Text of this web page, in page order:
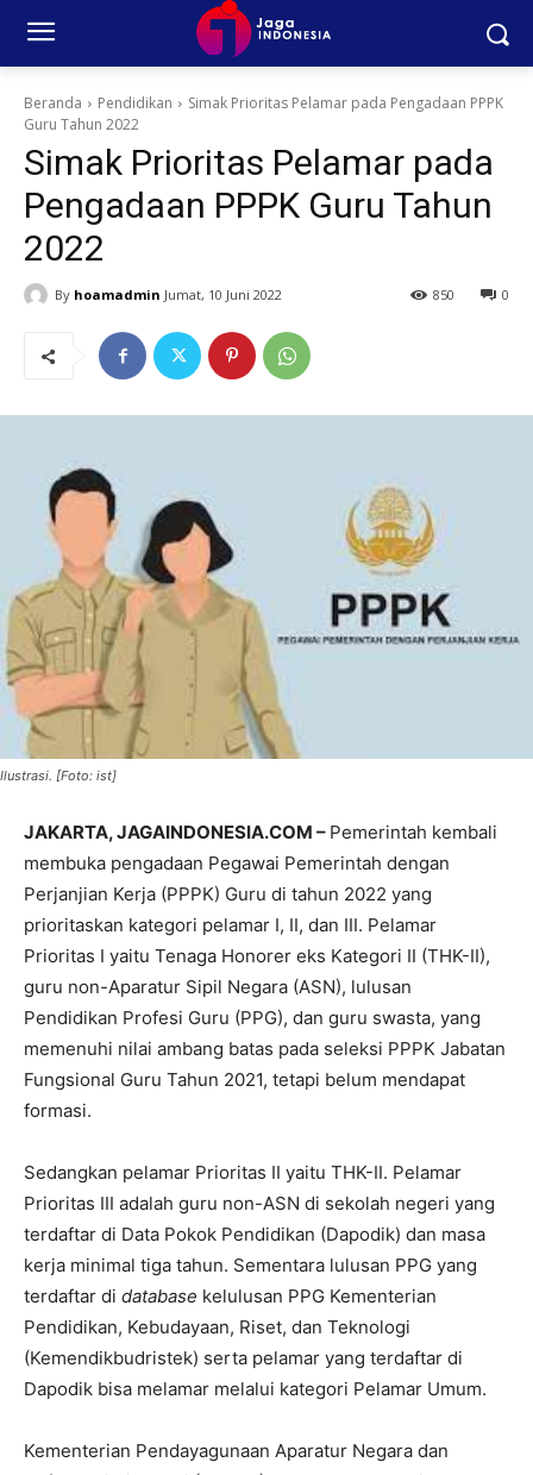
Beranda Pendidikan
Simak Prioritas Pelamar pada Pengadaan PPPK
Guru Tahun 2022
Simak Prioritas Pelamar pada
Pengadaan PPPK Guru Tahun
2022
By hoamadmin Jumat, 10 Juni 2022 0
850
Ilustrasi. [Foto: ist]
JAKARTA, JAGAINDONESIA.COM – Pemerintah kembali
membuka pengadaan Pegawai Pemerintah dengan
Perjanjian Kerja (PPPK) Guru di tahun 2022 yang
prioritaskan kategori pelamar I, II, dan III. Pelamar
Prioritas I yaitu Tenaga Honorer eks Kategori II (THK-II),
guru non-Aparatur Sipil Negara (ASN), lulusan
Pendidikan Profesi Guru (PPG), dan guru swasta, yang
memenuhi nilai ambang batas pada seleksi PPPK Jabatan
Fungsional Guru Tahun 2021, tetapi belum mendapat
formasi.
Sedangkan pelamar Prioritas II yaitu THK-II. Pelamar
Prioritas III adalah guru non-ASN di sekolah negeri yang
terdaftar di Data Pokok Pendidikan (Dapodik) dan masa
kerja minimal tiga tahun. Sementara lulusan PPG yang
terdaftar di database kelulusan PPG Kementerian
Pendidikan, Kebudayaan, Riset, dan Teknologi
(Kemendikbudristek) serta pelamar yang terdaftar di
Dapodik bisa melamar melalui kategori Pelamar Umum.
Kementerian Pendayagunaan Aparatur Negara dan